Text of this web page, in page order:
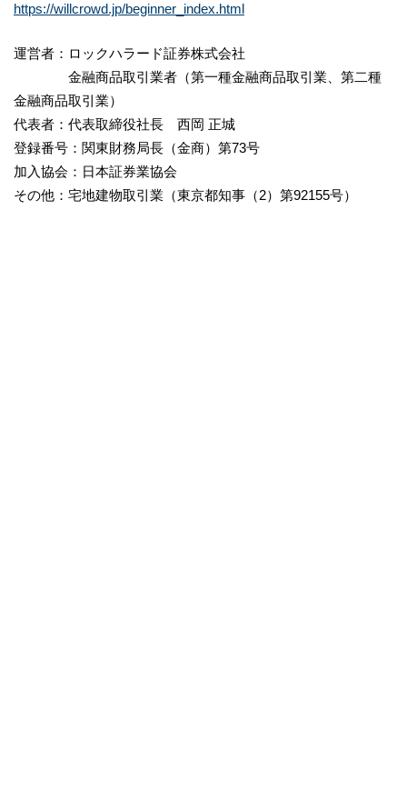
https://willcrowd.jp/beginner_index.html
運営者：ロックハラード証券株式会社
金融商品取引業者（第一種金融商品取引業、第二種
金融商品取引業）
代表者：代表取締役社長 西岡 正城
登録番号：関東財務局長（金商）第73号
加入協会：日本証券業協会
その他：宅地建物取引業（東京都知事（2）第92155号）